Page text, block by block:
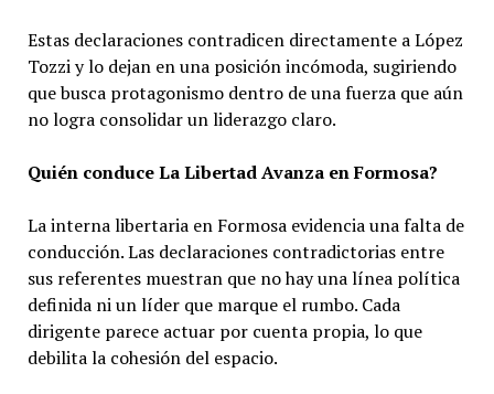
Estas declaraciones contradicen directamente a López
Tozzi y lo dejan en una posición incómoda, sugiriendo
que busca protagonismo dentro de una fuerza que aún
no logra consolidar un liderazgo claro.
Quién conduce La Libertad Avanza en Formosa?
La interna libertaria en Formosa evidencia una falta de
conducción. Las declaraciones contradictorias entre
sus referentes muestran que no hay una línea política
definida ni un líder que marque el rumbo. Cada
dirigente parece actuar por cuenta propia, lo que
debilita la cohesión del espacio.